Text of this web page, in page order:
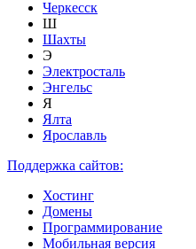
Черкесск
Ш
Шахты
Э
Электросталь
Энгельс
Я
Ялта
Ярославль
Поддержка сайтов:
Хостинг
Домены
Программирование
Мобильная версия